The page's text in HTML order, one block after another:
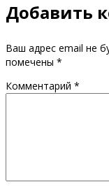
Добавить
Ваш адрес email не
помечены *
Комментарий *